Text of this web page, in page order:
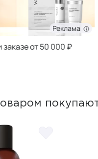
Реклама
от 50 000 ₽